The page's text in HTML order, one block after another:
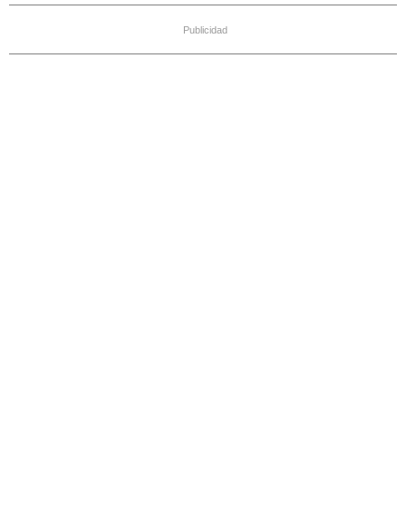
Publicidad